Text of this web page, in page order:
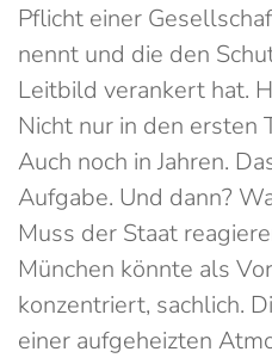
Pflicht einer
nennt und die den
Leitbild verankert hat.
Nicht nur in den ersten
Auch noch in Jahren.
Aufgabe. Und dann?
Muss der Staat
München könnte als
konzentriert, sachlich.
einer aufgeheizten